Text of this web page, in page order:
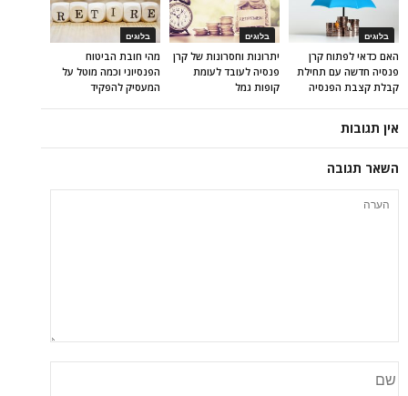
בלוגים
מהי חובת הביטוח
הפנסיוני וכמה מוטל על
המעסיק להפקיד
בלוגים
יתרונות וחסרונות של קרן
פנסיה לעובד לעומת
קופות גמל
בלוגים
האם כדאי לפתוח קרן
פנסיה חדשה עם תחילת
קבלת קצבת הפנסיה
אין תגובות
השאר תגובה